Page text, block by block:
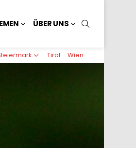
ÜBER UNS
Tirol
Wien